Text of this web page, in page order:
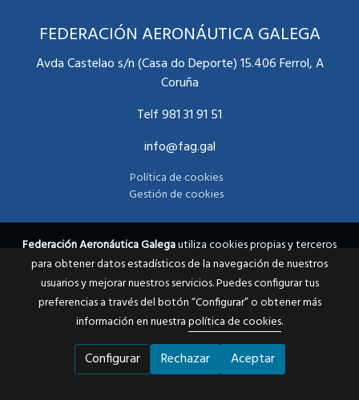
FEDERACIÓN AERONÁUTICA GALEGA
Avda Castelao s/n (Casa do Deporte) 15.406 Ferrol, A
Coruña
Telf 981 31 91 51
info@fag.gal
Política de cookies
Gestión de cookies
Federación Aeronáutica Galegautiliza cookies propias y terceros
para obtener datos estadísticos de la navegación de nuestros
usuarios y mejorar nuestros servicios. Puedes configurar tus
preferencias a través del botón “Configurar” o obtener más
información en nuestrapolítica de cookies.
Configurar Rechazar Aceptar